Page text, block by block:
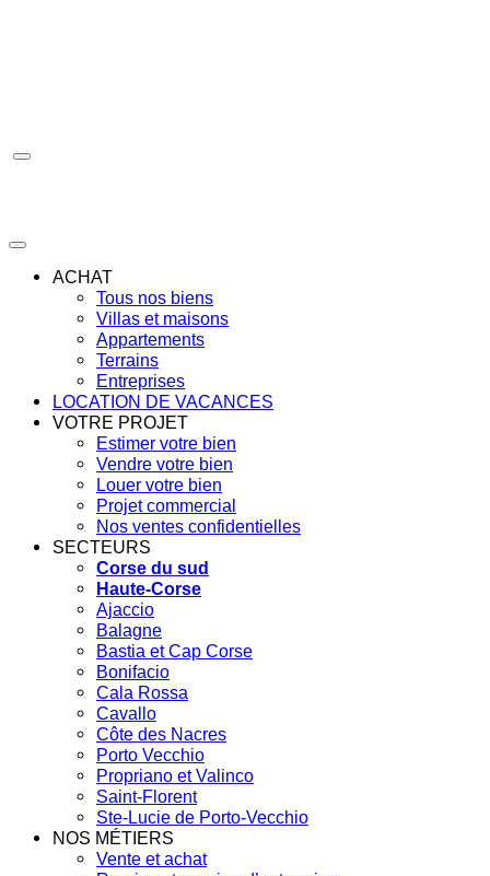
ACHAT
Tous nos biens
Villas et maisons
Appartements
Terrains
Entreprises
LOCATION DE VACANCES
VOTRE PROJET
Estimer votre bien
Vendre votre bien
Louer votre bien
Projet commercial
Nos ventes confidentielles
SECTEURS
Corse du sud
Haute-Corse
Ajaccio
Balagne
Bastia et Cap Corse
Bonifacio
Cala Rossa
Cavallo
Côte des Nacres
Porto Vecchio
Propriano et Valinco
Saint-Florent
Ste-Lucie de Porto-Vecchio
NOS MÉTIERS
Vente et achat